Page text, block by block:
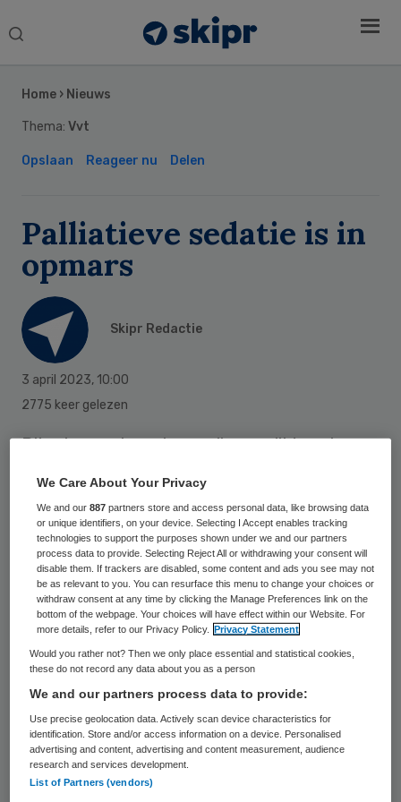
Search
Home › Nieuws
Thema: Vvt
Opslaan Reageer nu Delen
Palliatieve sedatie is in
opmars
Skipr Redactie
3 april 2023, 10:00
2775 keer gelezen
Bij ruim een kwart van alle overlijdens in
sedatie. Nooit eerder was dit zo veel. Door
palliatieve sedatie sterft de patiënt
‘slapend’. Artsen verzachten zo het lijden op
het sterfbed.
In 2010 betrof 11 procent van de overlijdens
palliatieve sedatie. In 2019 was dit 23,5
procent. Uitcijfers die Trouw opvroeg
Stichting Farmaceutische Kengetallen
(SFK), blijkt dat die groei doorzet: vorig jaar
kregen 44.000 mensen palliatieve sedatie
Sidebar
We Care About Your Privacy
We and our887 partners store and access personal data, like browsing data
or unique identifiers, on your device. Selecting I Accept enables tracking
technologies to support the purposes shown under we and our partners
process data to provide. Selecting Reject All or withdrawing your consent will
disable them. If trackers are disabled, some content and ads you see may not
be as relevant to you. You can resurface this menu to change your choices or
withdraw consent at any time by clicking the Manage Preferences link on the
bottom of the webpage. Your choices will have effect within our Website. For
more details, refer to our Privacy Policy.
Privacy Statement
Would you rather not? Then we only place essential and statistical cookies,
these do not record any data about you as a person
We and our partners process data to provide:
Use precise geolocation data. Actively scan device characteristics for
identification. Store and/or access information on a device. Personalised
advertising and content, advertising and content measurement, audience
research and services development.
List of Partners (vendors)